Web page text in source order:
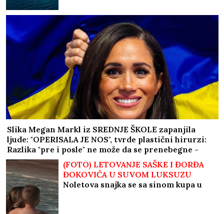
Slika Megan Markl iz SREDNJE ŠKOLE zapanjila
ljude: "OPERISALA JE NOS", tvrde plastični hirurzi:
Razlika "pre i posle" ne može da se prenebegne -
vojvotkinja pokrenula trend u estetskoj hirurgiji
(FOTO) LETOVANJE SAŠKE I ĐORĐA
ĐOKOVIĆA U SUVOM LUKSUZU
Noletova snajka se sa sinom kupa u